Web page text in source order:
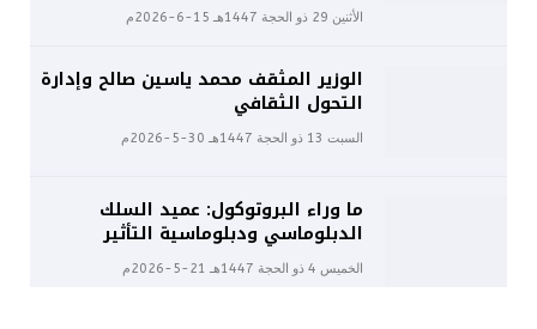
الأثنين 29 ذو الحجة 1447هـ 15-6-2026م
الوزير المثقف محمد ياسين صالح وإدارة
التحول الثقافي
السبت 13 ذو الحجة 1447هـ 30-5-2026م
ما وراء البروتوكول: عميد السلك
الدبلوماسي ودبلوماسية التأثير
الخميس 4 ذو الحجة 1447هـ 21-5-2026م